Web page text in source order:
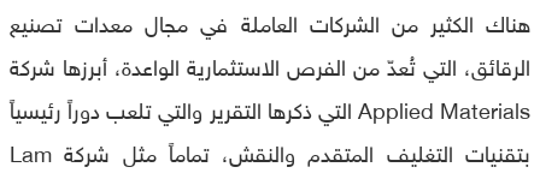
هناك الكثير من الشركات العاملة في مجال معدات تصنيع
الرقائق، التي تُعدّ من الفرص الاستثمارية الواعدة، أبرزها شركة
Applied Materials التي ذكرها التقرير والتي تلعب دوراً رئيسياً
بتقنيات التغليف المتقدم والنقش، تماماً مثل شركة Lam